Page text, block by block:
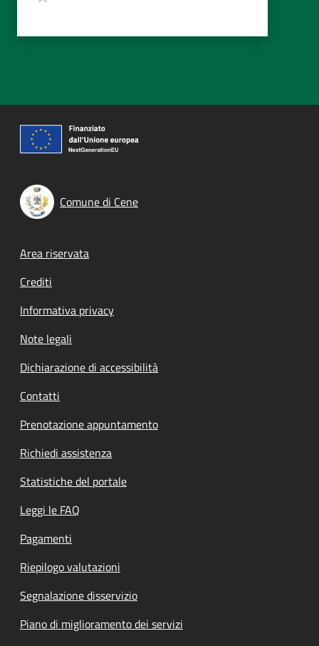
Comune di Cene
Footer menu
Area riservata
Crediti
Informativa privacy
Note legali
Dichiarazione di accessibilità
Contatti
Prenotazione appuntamento
Richiedi assistenza
Statistiche del portale
Leggi le FAQ
Pagamenti
Riepilogo valutazioni
Segnalazione disservizio
Piano di miglioramento dei servizi